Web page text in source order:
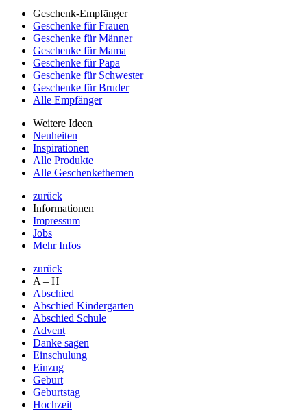
Geschenk-Empfänger
Geschenke für Frauen
Geschenke für Männer
Geschenke für Mama
Geschenke für Papa
Geschenke für Schwester
Geschenke für Bruder
Alle Empfänger
Weitere Ideen
Neuheiten
Inspirationen
Alle Produkte
Alle Geschenkethemen
zurück
Informationen
Impressum
Jobs
Mehr Infos
zurück
A – H
Abschied
Abschied Kindergarten
Abschied Schule
Advent
Danke sagen
Einschulung
Einzug
Geburt
Geburtstag
Hochzeit